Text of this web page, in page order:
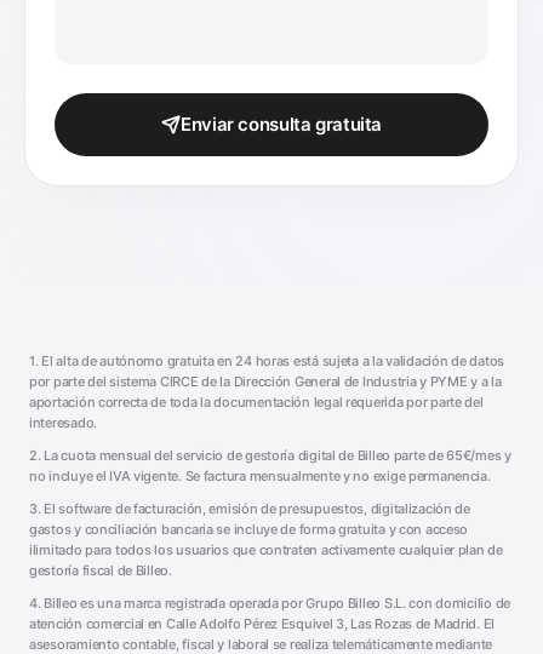
Enviar consulta gratuita
1. El alta de autónomo gratuita en 24 horas está sujeta a la validación de datos
por parte del sistema CIRCE de la Dirección General de Industria y PYME y a la
aportación correcta de toda la documentación legal requerida por parte del
interesado.
2. La cuota mensual del servicio de gestoría digital de Billeo parte de 65€/mes y
no incluye el IVA vigente. Se factura mensualmente y no exige permanencia.
3. El software de facturación, emisión de presupuestos, digitalización de
gastos y conciliación bancaria se incluye de forma gratuita y con acceso
ilimitado para todos los usuarios que contraten activamente cualquier plan de
gestoría fiscal de Billeo.
4. Billeo es una marca registrada operada por Grupo Billeo S.L. con domicilio de
atención comercial en Calle Adolfo Pérez Esquivel 3, Las Rozas de Madrid. El
asesoramiento contable, fiscal y laboral se realiza telemáticamente mediante